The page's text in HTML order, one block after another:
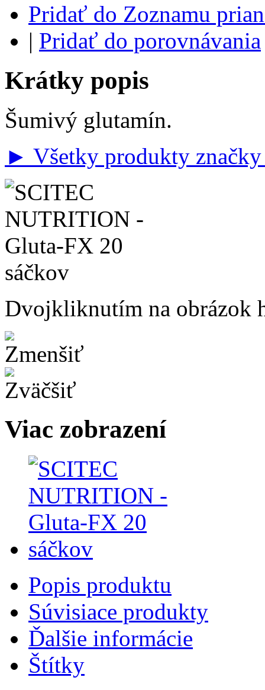
Pridať do Zoznamu
| Pridať do porovnávania
Krátky popis
Šumivý glutamín.
► Všetky produkty
Dvojkliknutím na obrázok
Viac zobrazení
Popis produktu
Súvisiace produkty
Ďalšie informácie
Štítky